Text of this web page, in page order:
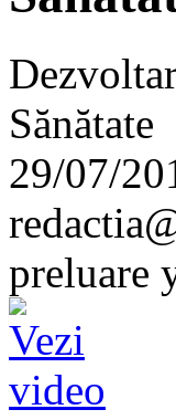
Sănătate
29/07/
preluare